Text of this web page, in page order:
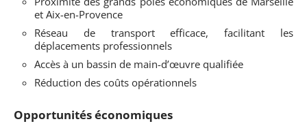
et Aix-en-Provence
Réseau de transport efficace, facilitant les
déplacements professionnels
Accès à un bassin de main-d’œuvre qualifiée
Réduction des coûts opérationnels
Opportunités économiques